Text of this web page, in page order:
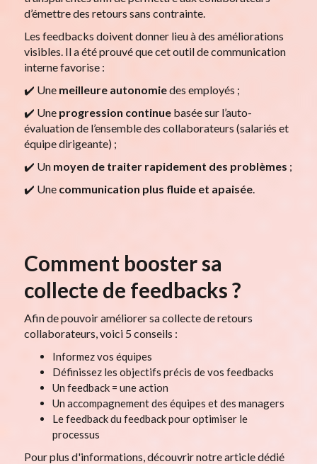
d’émettre des retours sans contrainte.
Les feedbacks doivent donner lieu à des améliorations
visibles. Il a été prouvé que cet outil de communication
interne favorise :
✔️ Une meilleure autonomiedes employés ;
✔️ Une progression continuebasée sur l’auto-
évaluation de l’ensemble des collaborateurs (salariés et
équipe dirigeante) ;
✔️ Un moyen de traiter rapidement des problèmes ;
✔️ Une communication plus fluide et apaisée.
Comment booster sa
collecte de feedbacks ?
Afin de pouvoir améliorer sa collecte de retours
collaborateurs, voici 5 conseils :
Informez vos équipes
Définissez les objectifs précis de vos feedbacks
Un feedback = une action
Un accompagnement des équipes et des managers
Le feedback du feedback pour optimiser le
processus
Pour plus d'informations, découvrir notre article dédié